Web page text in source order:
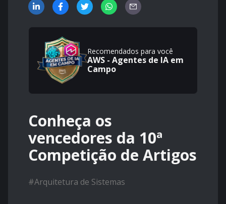
Recomendados para você
AWS - Agentes de IA em
Campo
Conheça os
vencedores da 10ª
Competição de Artigos
#Arquitetura de Sistemas